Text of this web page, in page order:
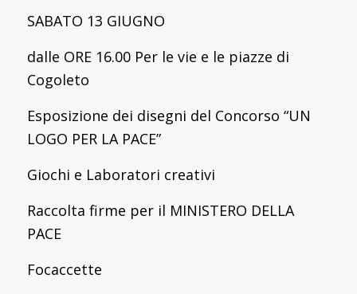
SABATO 13 GIUGNO
dalle ORE 16.00 Per le vie e le piazze di
Cogoleto
Esposizione dei disegni del Concorso “UN
LOGO PER LA PACE”
Giochi e Laboratori creativi
Raccolta firme per il MINISTERO DELLA
PACE
Focaccette